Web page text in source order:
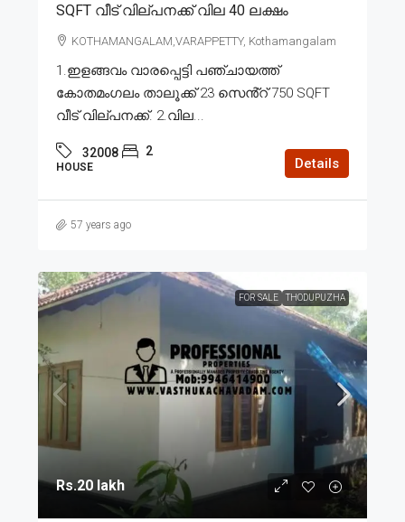
SQFT വീട് വില്പനക്ക് വില 40 ലക്ഷം
KOTHAMANGALAM,VARAPPETTY, Kothamangalam
1.ഇളങ്ങവം വാരപ്പെട്ടി പഞ്ചായത്ത്
കോതമംഗലം താലൂക്ക് 23 സെൻ്റ് 750 SQFT
വീട് വില്പനക്ക്. 2.വില...
32008 2
HOUSE Details
57 years ago
FOR SALE THODUPUZHA
Rs.20 lakh